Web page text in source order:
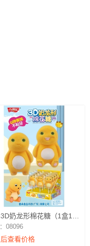
奶龙形棉花糖（1盒12
08096
查看价格